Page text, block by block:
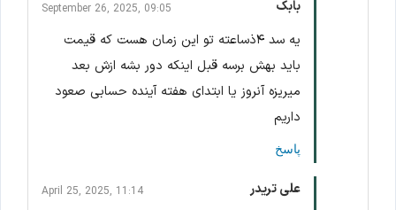
بابک September 26, 2025, 09:05
یه سد ۴ذساعته تو این زمان هست که قیمت
باید بهش برسه قبل اینکه دور بشه ازش بعد
میریزه آنروز یا ابتدای هفته آینده حسابی صعود
داریم
پاسخ
علی تریدر April 25, 2025, 11:14